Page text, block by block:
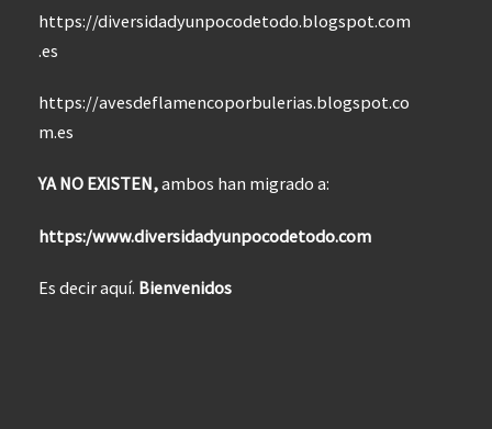
https://diversidadyunpocodetodo.blogspot.com
.es
https://avesdeflamencoporbulerias.blogspot.co
m.es
YA NO EXISTEN,ambos han migrado a:
https:/www.diversidadyunpocodetodo.com
Es decir aquí. Bienvenidos